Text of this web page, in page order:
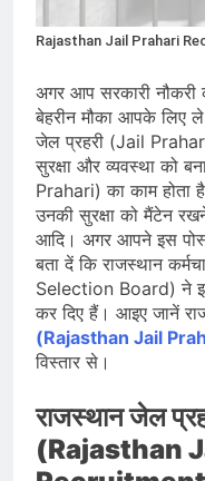
सरकार
August
August
देशभर में
बुनकरों
August
Rajasthan Jail Prahari
अगर आप सरकारी नौकरी
बेहरीन मौका आपके लिए
जेल प्रहरी (Jail
सुरक्षा और व्यवस्था को
Prahari) का काम होता
उनकी सुरक्षा को मैंटेन
आदि। अगर आपने इस
बता दें कि राजस्थान
Selection Board) ने इस
कर दिए हैं। आइए जानें
(Rajasthan Jail
विस्तार से।
राजस्थान जेल
(Rajasthan